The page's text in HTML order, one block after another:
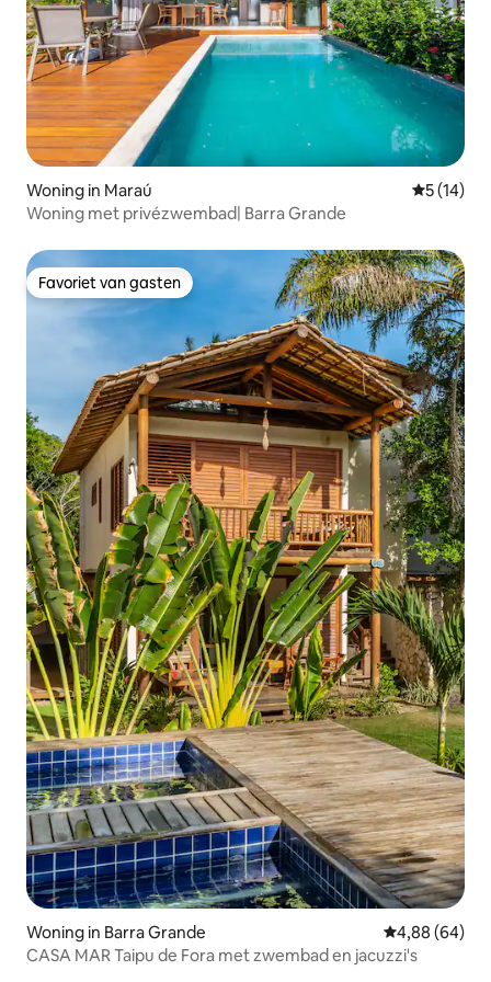
Woning in Maraú
5 (14)
Woning met privézwembad| Barra Grande
Favoriet van gasten
Favoriet van gasten
Woning in Barra Grande Gemiddelde
4,88 (64)
CASA MAR Taipu de Fora met zwembad en jacuzzi's